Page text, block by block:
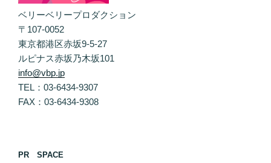
ベリーベリープロダクション
〒107-0052
東京都港区赤坂9-5-27
ルピナス赤坂乃木坂101
info@vbp.jp
TEL：03-6434-9307
FAX：03-6434-9308
PR SPACE